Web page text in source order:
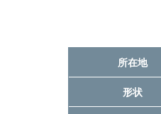
所在地
形状